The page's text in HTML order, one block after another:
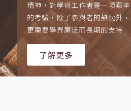
精神，對學術工作者是一項艱辛
的考驗，除了參與者的熱忱外，
更需要學界廣泛而長期的支持
了解更多